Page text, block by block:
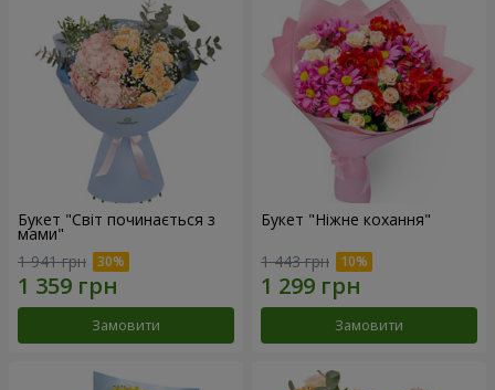
Букет "Світ починається з
мами"
1 941 грн
Замовити
Букет "Ніжне кохання"
1 443 грн
Замовити